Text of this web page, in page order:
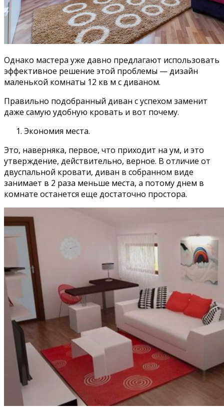
Однако мастера уже давно предлагают использовать
эффективное решение этой проблемы — дизайн
маленькой комнаты 12 кв м с диваном.
Правильно подобранный диван с успехом заменит
даже самую удобную кровать и вот почему.
Экономия места.
Это, наверняка, первое, что приходит на ум, и это
утверждение, действительно, верное. В отличие от
двуспальной кровати, диван в собранном виде
занимает в 2 раза меньше места, а потому днем в
комнате останется еще достаточно простора.